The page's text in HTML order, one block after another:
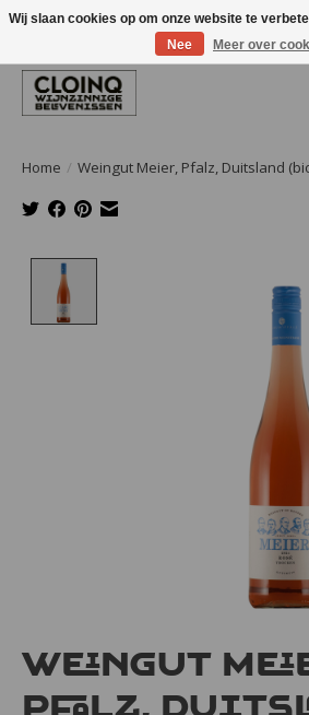
Large selection of products and fast shipping!
Home / Weingut Meier, Pfalz, Duitsland
Weingut
Pfalz,
Wij slaan cookies op om onze website te
Nee
Meer over